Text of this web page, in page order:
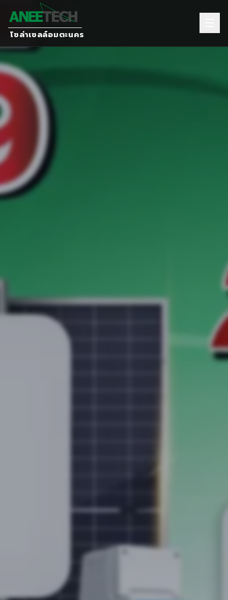
โซล่าเซลล์อมตะนคร